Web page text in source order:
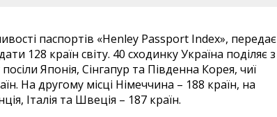
паспортів «Henley Passport Index», передає
128 країн світу. 40 сходинку Україна поділяє з
Японія, Сінгапур та Південна Корея, чиї
На другому місці Німеччина – 188 країн, на
Італія та Швеція – 187 країн.